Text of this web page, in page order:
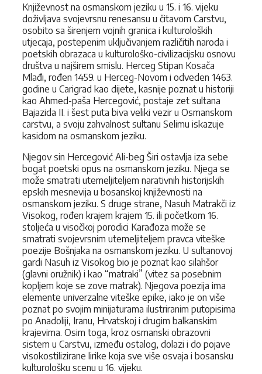
Književnost na osmanskom jeziku u 15. i 16. vijeku
doživljava svojevrsnu renesansu u čitavom Carstvu,
osobito sa širenjem vojnih granica i kulturoloških
utjecaja, postepenim uključivanjem različitih naroda i
poetskih obrazaca u kulturološko-civilizacijsku osnovu
društva u najširem smislu. Herceg Stipan Kosača
Mlađi, rođen 1459. u Herceg-Novom i odveden 1463.
godine u Carigrad kao dijete, kasnije poznat u historiji
kao Ahmed-paša Hercegović, postaje zet sultana
Bajazida II. i šest puta biva veliki vezir u Osmanskom
carstvu, a svoju zahvalnost sultanu Selimu iskazuje
kasidom na osmanskom jeziku.
Njegov sin Hercegović Ali-beg Širi ostavlja iza sebe
bogat poetski opus na osmanskom jeziku. Njega se
može smatrati utemeljiteljem narativnih historijskih
epskih mesnevija u bosanskoj književnosti na
osmanskom jeziku. S druge strane, Nasuh Matrakči iz
Visokog, rođen krajem krajem 15. ili početkom 16.
stoljeća u visočkoj porodici Karađoza može se
smatrati svojevrsnim utemeljiteljem pravca viteške
poezije Bošnjaka na osmanskom jeziku. U sultanovoj
gardi Nasuh iz Visokog bio je poznat kao silahšor
(glavni oružnik) i kao “matraki” (vitez sa posebnim
kopljem koje se zove matrak). Njegova poezija ima
elemente univerzalne viteške epike, iako je on više
poznat po svojim minijaturama ilustriranim putopisima
po Anadoliji, Iranu, Hrvatskoj i drugim balkanskim
krajevima. Osim toga, kroz osmanski obrazovni
sistem u Carstvu, između ostalog, dolazi i do pojave
visokostilizirane lirike koja sve više osvaja i bosansku
kulturološku scenu u 16. vijeku.